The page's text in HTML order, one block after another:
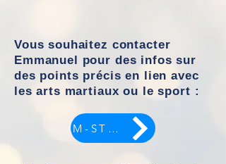
Vous souhaitez contacter
Emmanuel pour des infos sur
des points précis en lien avec
les arts martiaux ou le sport :
M-STORM